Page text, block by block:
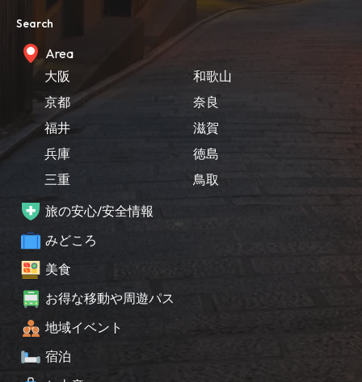
Search
Area
大阪
京都
福井
兵庫
三重
和歌山
奈良
滋賀
徳島
鳥取
旅の安心/安全情報
みどころ
美食
お得な移動や周遊パス
地域イベント
宿泊